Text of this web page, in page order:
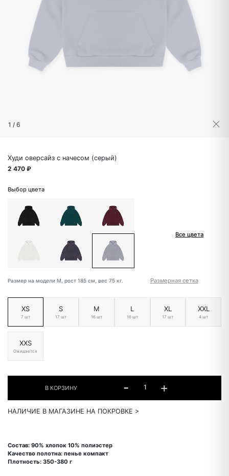
1 / 6
Худи оверсайз с начесом (серый)
2 470 ₽
Выбор цвета
Все цвета
Размер на модели М, рост 185 см, вес 75 кг. Размерная сетка
XS
7 шт
S
17 шт
M
16 шт
L
16 шт
XL
17 шт
XXL
4 шт
XXS
Ожидается
НАЛИЧИЕ В МАГАЗИНЕ НА ПОКРОВКЕ >
Состав: 90% хлопок 10% полиэстер
Качество полотна: пенье компакт
Плотность: 350-380 г